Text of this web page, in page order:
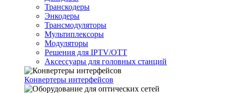
Транскодеры
Энкодеры
Трансмодуляторы
Мультиплексоры
Модуляторы
Решения для IPTV/OTT
Аксессуары для головных станций
Конвертеры интерфейсов